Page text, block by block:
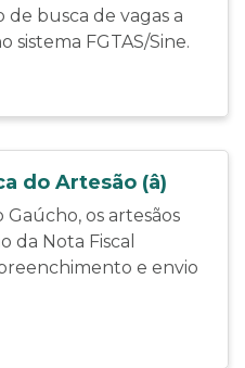
busca de vagas a
sistema FGTAS/Sine.
do Artesão (â)
os artesãos
da Nota Fiscal
e envio